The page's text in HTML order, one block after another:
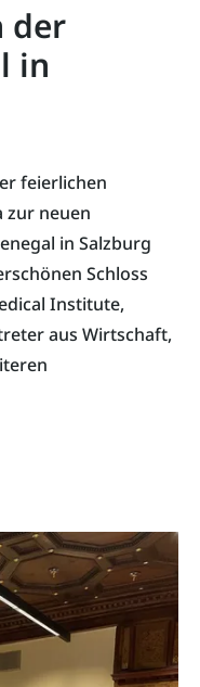
der
in
feierlichen
zur neuen
in Salzburg
Schloss
Institute,
aus Wirtschaft,